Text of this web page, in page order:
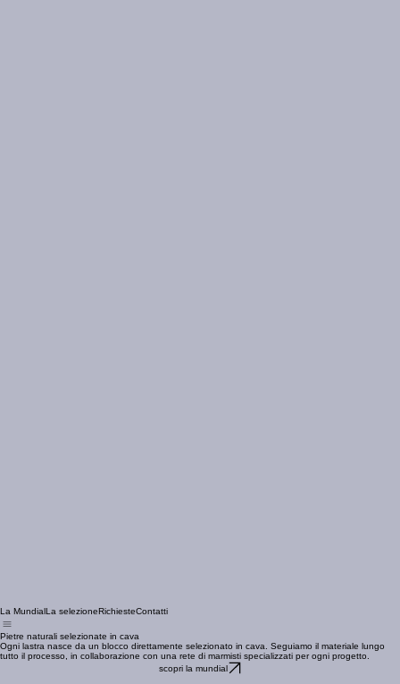
La MundialLa selezioneRichiesteContatti
Pietre naturali selezionate in cava
Ogni lastra nasce da un blocco direttamente selezionato in cava. Seguiamo il materiale lungo